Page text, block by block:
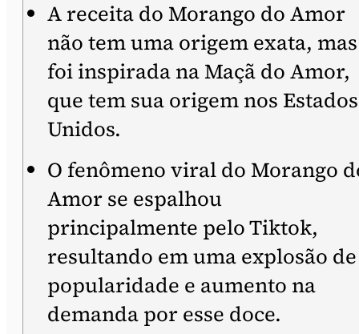
A receita do Morango do Amor
não tem uma origem exata, mas
foi inspirada na Maçã do Amor,
que tem sua origem nos Estados
Unidos.
O fenômeno viral do Morango
Amor se espalhou
principalmente pelo Tiktok,
resultando em uma explosão de
popularidade e aumento na
demanda por esse doce.